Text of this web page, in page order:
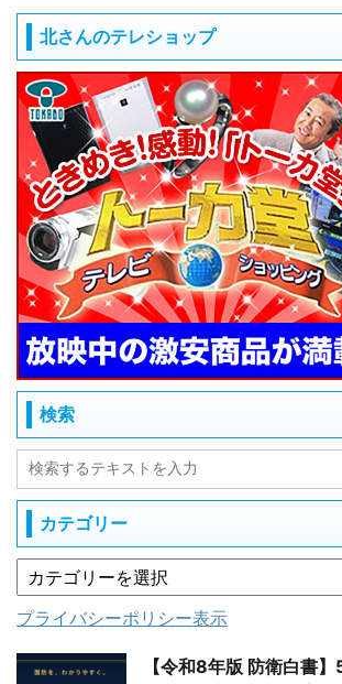
北さんのテレショップ
検索
カテゴリー
プライバシーポリシー表示
【令和8年版 防衛白書